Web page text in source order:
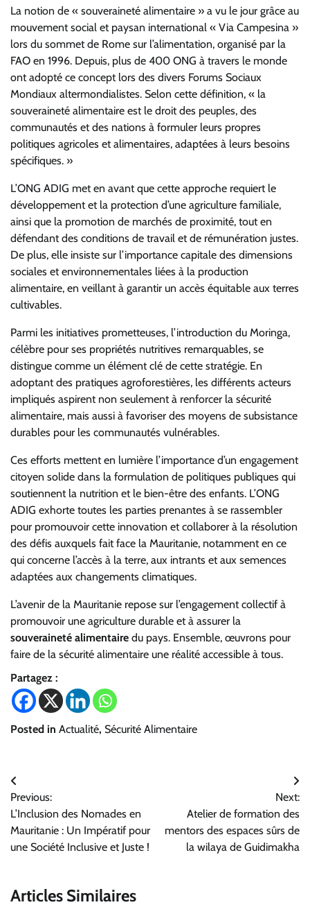
La notion de « souveraineté alimentaire » a vu le jour grâce au
mouvement social et paysan international « Via Campesina »
lors du sommet de Rome sur l’alimentation, organisé par la
FAO en 1996. Depuis, plus de 400 ONG à travers le monde
ont adopté ce concept lors des divers Forums Sociaux
Mondiaux altermondialistes. Selon cette définition, « la
souveraineté alimentaire est le droit des peuples, des
communautés et des nations à formuler leurs propres
politiques agricoles et alimentaires, adaptées à leurs besoins
spécifiques. »
L’ONG ADIG met en avant que cette approche requiert le
développement et la protection d’une agriculture familiale,
ainsi que la promotion de marchés de proximité, tout en
défendant des conditions de travail et de rémunération justes.
De plus, elle insiste sur l’importance capitale des dimensions
sociales et environnementales liées à la production
alimentaire, en veillant à garantir un accès équitable aux terres
cultivables.
Parmi les initiatives prometteuses, l’introduction du Moringa,
célèbre pour ses propriétés nutritives remarquables, se
distingue comme un élément clé de cette stratégie. En
adoptant des pratiques agroforestières, les différents acteurs
impliqués aspirent non seulement à renforcer la sécurité
alimentaire, mais aussi à favoriser des moyens de subsistance
durables pour les communautés vulnérables.
Ces efforts mettent en lumière l’importance d’un engagement
citoyen solide dans la formulation de politiques publiques qui
soutiennent la nutrition et le bien-être des enfants. L’ONG
ADIG exhorte toutes les parties prenantes à se rassembler
pour promouvoir cette innovation et collaborer à la résolution
des défis auxquels fait face la Mauritanie, notamment en ce
qui concerne l’accès à la terre, aux intrants et aux semences
adaptées aux changements climatiques.
L’avenir de la Mauritanie repose sur l’engagement collectif à
promouvoir une agriculture durable et à assurer la
souveraineté alimentaire du pays. Ensemble, œuvrons pour
faire de la sécurité alimentaire une réalité accessible à tous.
Partagez :
Posted in Actualité, Sécurité Alimentaire
Navigation
de
l’article
Previous:
L’Inclusion des Nomades en
Mauritanie : Un Impératif pour
une Société Inclusive et Juste !
Next:
Atelier de formation des
mentors des espaces sûrs de
la wilaya de Guidimakha
Articles Similaires